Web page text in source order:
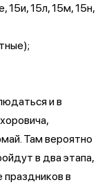
15и, 15л, 15м, 15н,
и в
Там вероятно
в два этапа,
праздников в